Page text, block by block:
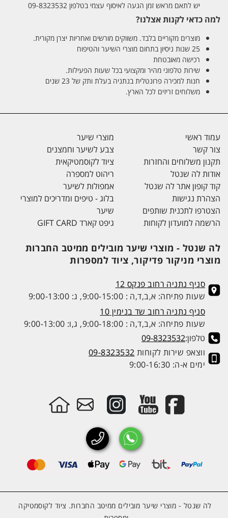
יש לתאם מראש זמן הגעה לאיסוף עצמי בטלפון 09-8323532
למה כדאי לקנות אצלנו?
מוצרים מקוריים בלבד. משווקים מורשים ואחריות יצרן מקורית.
25 שנות ניסיון בתחום מוצרי השיער והטיפוח
רכישה מאובטחת
שירות טלפוני מהיר ומקצועי בכל שעות הפעילות.
חנות למכירה פרונטלית בנתניה בעלת ותק של 23 שנים
משלוחים זריזים לכל הארץ.
עמוד ראשי
צור קשר
תקנון משלוחים והחזרות
אודות לה שנטל
קוד קופון אתר לה שנטל
הצהרת נגישות
הצטרפו לתכנית שותפים
הרשמה למועדון לקוחות
מוצרי שיער
צבע לשיער וחמצנים
ציוד לקוסמטיקאית
ריהוט למספרה
אמפולות לשיער
בלוג - טיפים ומדריכים למוצרי
שיער
גיפט קארד GIFT CARD
לה שנטל - מוצרי שיער מובילים ממיטב החברות
מוצרי מניקור פדיקור, ציוד למספרות
סניף נתניה רחוב פנקס 12
שעות פתיחה: א,ב,ד,ה : 9:00-15:00, ג: 9:00-13:00
סניף נתניה רחוב שד בנימין 10
שעות פתיחה: א,ב,ד,ה : 9:00-18:00, ג,ו: 9:00-13:00
טלפון:09-8323532
ווצאפ שירות לקוחות 09-8323532
ימים א-ה: 9:00-16:30
לה שנטל - מוצרי שיער מובילים ממיטב החברות. ציוד לקוסמטיקה